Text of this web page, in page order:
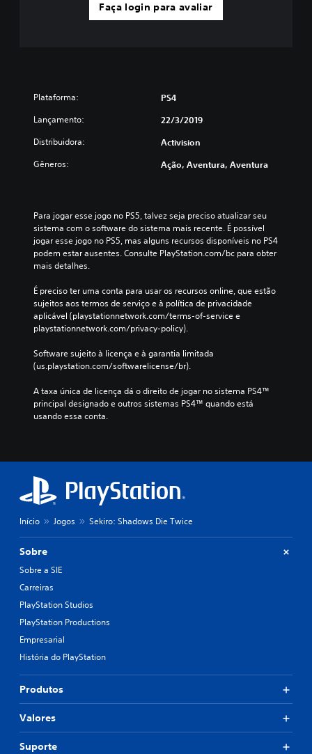
Faça login para avaliar
Plataforma: PS4
Lançamento: 22/3/2019
Distribuidora: Activision
Gêneros: Ação, Aventura, Aventura
Para jogar esse jogo no PS5, talvez seja preciso atualizar seu
sistema com o software do sistema mais recente. É possível
jogar esse jogo no PS5, mas alguns recursos disponíveis no PS4
podem estar ausentes. Consulte PlayStation.com/bc para obter
mais detalhes.
É preciso ter uma conta para usar os recursos online, que estão
sujeitos aos termos de serviço e à política de privacidade
aplicável (playstationnetwork.com/terms-of-service e
playstationnetwork.com/privacy-policy).
Software sujeito à licença e à garantia limitada
(us.playstation.com/softwarelicense/br).
A taxa única de licença dá o direito de jogar no sistema PS4™
principal designado e outros sistemas PS4™ quando está
usando essa conta.
Início Jogos Sekiro: Shadows Die Twice
Sobre
Sobre a SIE
Carreiras
PlayStation Studios
PlayStation Productions
Empresarial
História do PlayStation
Produtos
Valores
Suporte